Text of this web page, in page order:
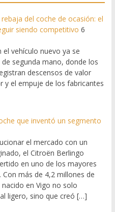
del coche de ocasión: el
siendo competitivo 6
el vehículo nuevo ya se
segunda mano, donde los
descensos de valor
y el empuje de los fabricantes
que inventó un segmento
el mercado con un
el Citroën Berlingo
en uno de los mayores
más de 4,2 millones de
en Vigo no solo
ligero, sino que creó […]